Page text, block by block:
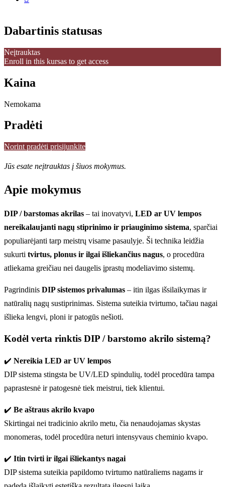
Dabartinis statusas
Neįtrauktas
Enroll in this kursas to get access
Kaina
Nemokama
Pradėti
Norint pradėti prisijunkite
Jūs esate neįtrauktas į šiuos mokymus.
Apie mokymus
DIP / barstomas akrilas – tai inovatyvi, LED ar UV lempos
nereikalaujanti nagų stiprinimo ir priauginimo sistema, sparčiai
populiarėjanti tarp meistrų visame pasaulyje. Ši technika leidžia
sukurti tvirtus, plonus ir ilgai išliekančius nagus, o procedūra
atliekama greičiau nei daugelis įprastų modeliavimo sistemų.
Pagrindinis DIP sistemos privalumas – itin ilgas išsilaikymas ir
natūralių nagų sustiprinimas. Sistema suteikia tvirtumo, tačiau nagai
išlieka lengvi, ploni ir patogūs nešioti.
Kodėl verta rinktis DIP / barstomo akrilo sistemą?
✔️ Nereikia LED ar UV lempos
DIP sistema stingsta be UV/LED spindulių, todėl procedūra tampa
paprastesnė ir patogesnė tiek meistrui, tiek klientui.
✔️ Be aštraus akrilo kvapo
Skirtingai nei tradicinio akrilo metu, čia nenaudojamas skystas
monomeras, todėl procedūra neturi intensyvaus cheminio kvapo.
✔️ Itin tvirti ir ilgai išliekantys nagai
DIP sistema suteikia papildomo tvirtumo natūraliems nagams ir